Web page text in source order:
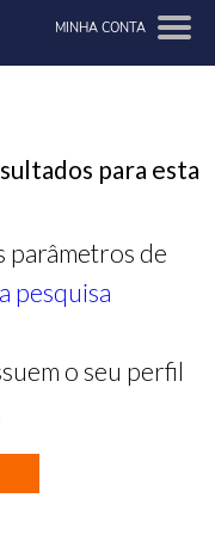
MINHA CONTA
para esta
parâmetros de
pesquisa
o seu perfil